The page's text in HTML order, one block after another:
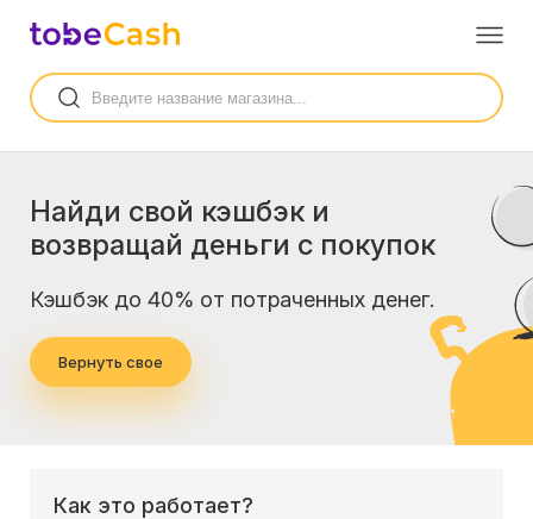
Найди свой кэшбэк и
возвращай деньги с покупок
Кэшбэк до 40% от потраченных денег.
Вернуть свое
Как это работает?